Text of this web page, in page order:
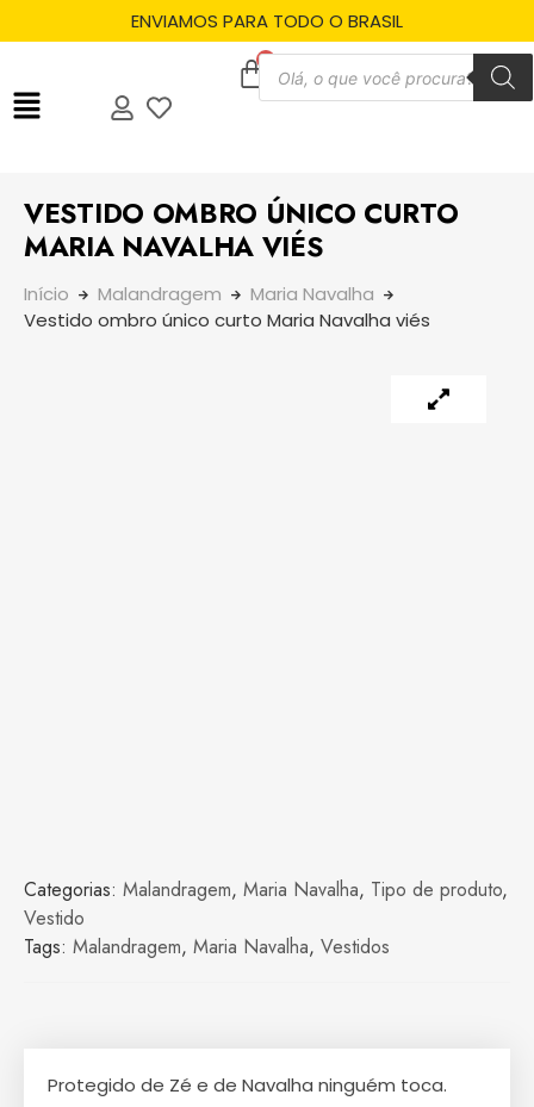
ENVIAMOS PARA TODO O BRASIL
VESTIDO OMBRO ÚNICO CURTO
MARIA NAVALHA VIÉS
Início Malandragem
Maria Navalha
Vestido ombro único curto Maria Navalha viés
Categorias: Malandragem, Maria Navalha, Tipo de produto,
Vestido
Tags: Malandragem, Maria Navalha, Vestidos
Protegido de Zé e de Navalha ninguém toca.